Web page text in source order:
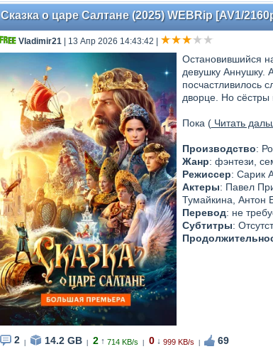
Сказка о царе Салтане (2025) WEBRip [AV1/
Vladimir21| 13 Апр 2026 14:43:42
Остановившийся
девушку Аннушку.
посчастливилось
дворце. Но сёстры
Пока (Читать
Производство:
Жанр: фэнтези,
Режиссер: Сарик
Актеры: Павел
Тумайкина, Антон
Перевод: не
Субтитры:
2 14.2 GB 2 ↑ 714 KB/s 0 ↓ 999 KB/s 69